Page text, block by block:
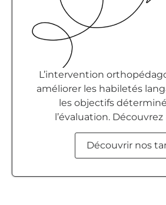
L’intervention
améliorer les habiletés
les objectifs
l’évaluation. Découvrez
Découvrir nos